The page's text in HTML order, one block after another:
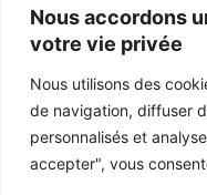
Nous accordons
votre vie privée
Nous utilisons des
de navigation, diffuser
personnalisés et
accepter", vous
Afroman poursuit
victoire du jury en